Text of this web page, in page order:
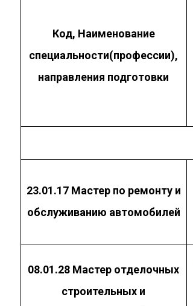
Код, Наименование
специальности(профессии),
направления подготовки
23.01.17 Мастер по ремонту и
обслуживанию автомобилей
08.01.28 Мастер отделочных
строительных и